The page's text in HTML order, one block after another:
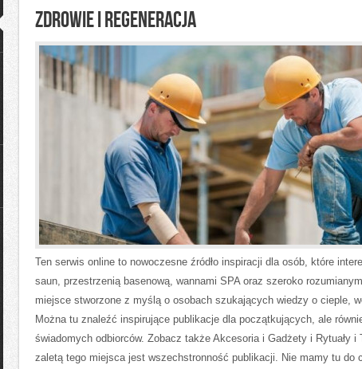
ZDROWIE I REGENERACJA
Ten serwis online to nowoczesne źródło inspiracji dla osób, które
saun, przestrzenią basenową, wannami SPA oraz szeroko
miejsce stworzone z myślą o osobach szukających wiedzy o cieple,
Można tu znaleźć inspirujące publikacje dla początkujących, ale
świadomych odbiorców. Zobacz także Akcesoria i Gadżety i Rytuały i
zaletą tego miejsca jest wszechstronność publikacji. Nie mamy tu do